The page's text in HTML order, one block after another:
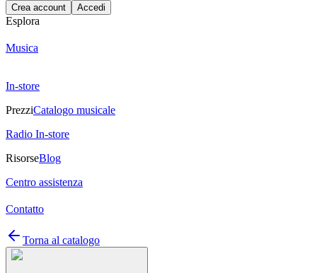
Crea account Accedi
Esplora
Musica
In-store
PrezziCatalogo musicale
Radio In-store
RisorseBlog
Centro assistenza
Contatto
Torna al catalogo